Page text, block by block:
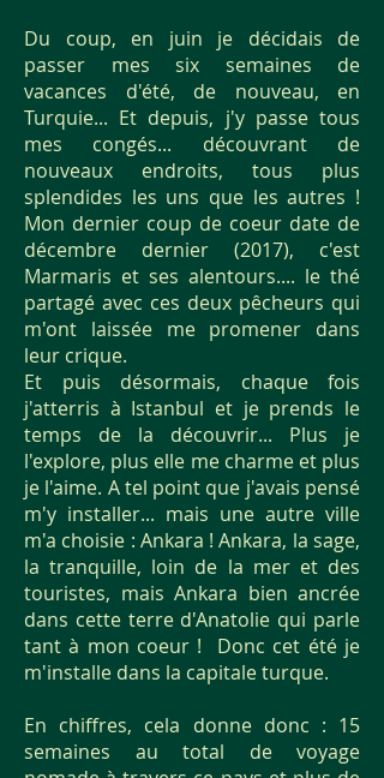
Du coup, en juin je décidais de
passer mes six semaines de
vacances d'été, de nouveau, en
Turquie... Et depuis, j'y passe tous
mes congés... découvrant de
nouveaux endroits, tous plus
splendides les uns que les autres !
Mon dernier coup de coeur date de
décembre dernier (2017), c'est
Marmaris et ses alentours.... le thé
partagé avec ces deux pêcheurs qui
m'ont laissée me promener dans
leur crique.
Et puis désormais, chaque fois
j'atterris à Istanbul et je prends le
temps de la découvrir... Plus je
l'explore, plus elle me charme et plus
je l'aime. A tel point que j'avais pensé
m'y installer... mais une autre ville
m'a choisie : Ankara ! Ankara, la sage,
la tranquille, loin de la mer et des
touristes, mais Ankara bien ancrée
dans cette terre d'Anatolie qui parle
tant à mon coeur ! Donc cet été je
m'installe dans la capitale turque.
En chiffres, cela donne donc : 15
semaines au total de voyage